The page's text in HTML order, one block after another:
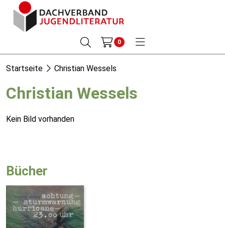
0
Startseite Christian Wessels
Christian Wessels
Kein Bild vorhanden
Bücher